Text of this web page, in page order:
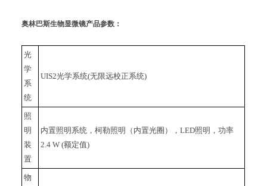
奥林巴斯生物显微镜产品参数：
光
学
系
统
UIS2光学系统(无限远校正系统)
照
明
装
置
内置照明系统，柯勒照明（内置光圈），LED照明，功率
2.4 W (额定值)
物